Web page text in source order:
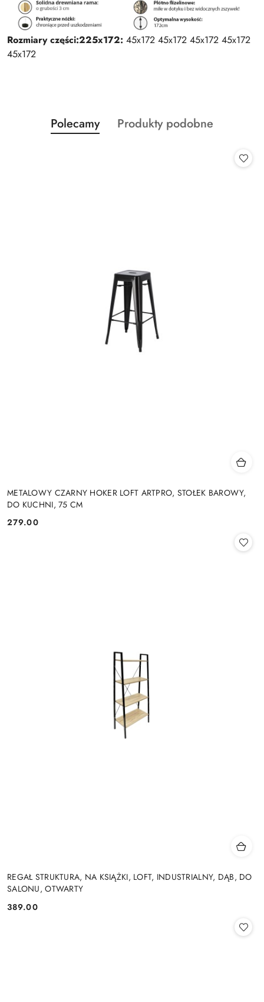
Rozmiary części:225x172: 45x172 45x172 45x172 45x172
45x172
Pomiń karuzelę produktów
Produkty
o
Polecamy
Produkty
Produkty podobne
METALOWY CZARNY HOKER LOFT ARTPRO, STOŁEK BAROWY,
DO KUCHNI, 75 CM
Cena:
279.00
REGAŁ STRUKTURA, NA KSIĄŻKI, LOFT, INDUSTRIALNY, DĄB, DO
SALONU, OTWARTY
Cena:
389.00